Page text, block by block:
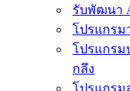
รับพัฒนา
โปรแกรม
โปรแกรม
กลึง
โปรแกร